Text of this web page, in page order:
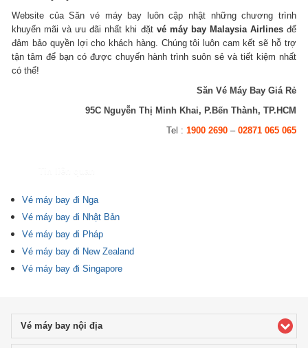
Website của Săn vé máy bay luôn cập nhật những chương trình
khuyến mãi và ưu đãi nhất khi đặt vé máy bay Malaysia Airlines để
đảm bảo quyền lợi cho khách hàng. Chúng tôi luôn cam kết sẽ hỗ trợ
tận tâm để bạn có được chuyến hành trình suôn sẻ và tiết kiệm nhất
có thể!
Săn Vé Máy Bay Giá Rẻ
95C Nguyễn Thị Minh Khai, P.Bến Thành, TP.HCM
Tel : 1900 2690– 02871 065 065
Vé máy bay đi Nga
Vé máy bay đi Nhật Bản
Vé máy bay đi Pháp
Vé máy bay đi New Zealand
Vé máy bay đi Singapore
Vé máy bay nội địaclick to expand contents